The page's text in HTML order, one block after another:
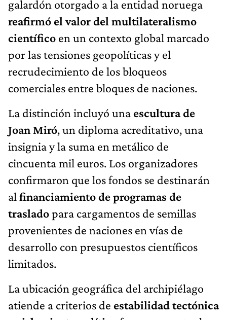
galardón otorgado a la entidad noruega
reafirmó el valor del multilateralismo
científico en un contexto global marcado
por las tensiones geopolíticas y el
recrudecimiento de los bloqueos
comerciales entre bloques de naciones.
La distinción incluyó una escultura de
Joan Miró, un diploma acreditativo, una
insignia y la suma en metálico de
cincuenta mil euros. Los organizadores
confirmaron que los fondos se destinarán
al financiamiento de programas de
trasladopara cargamentos de semillas
provenientes de naciones en vías de
desarrollo con presupuestos científicos
limitados.
La ubicación geográfica del archipiélago
atiende a criterios de estabilidad tectónica